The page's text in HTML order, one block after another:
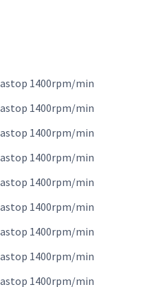
1400rpm/min
1400rpm/min
1400rpm/min
1400rpm/min
1400rpm/min
1400rpm/min
1400rpm/min
1400rpm/min
1400rpm/min